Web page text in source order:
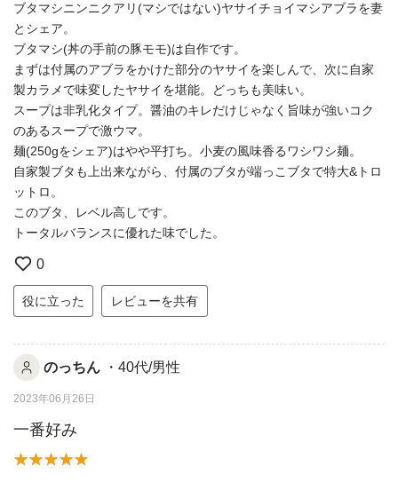
ブタマシニンニクアリ(マシではない)ヤサイチョイマシアブラを妻
とシェア。
ブタマシ(丼の手前の豚モモ)は自作です。
まずは付属のアブラをかけた部分のヤサイを楽しんで、次に自家
製カラメで味変したヤサイを堪能。どっちも美味い。
スープは非乳化タイプ。醤油のキレだけじゃなく旨味が強いコク
のあるスープで激ウマ。
麺(250gをシェア)はやや平打ち。小麦の風味香るワシワシ麺。
自家製ブタも上出来ながら、付属のブタが端っこブタで特大&トロ
ットロ。
このブタ、レベル高しです。
トータルバランスに優れた味でした。
0
役に立った レビューを共有
のっちん ・40代/男性
2023年06月26日
一番好み